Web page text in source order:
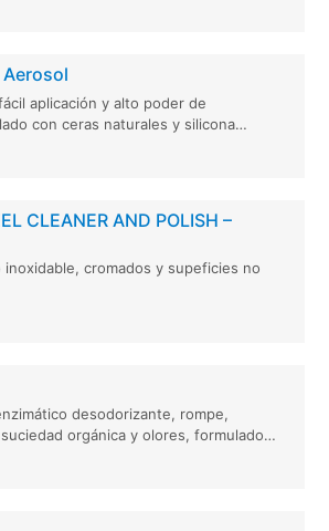
Aerosol
aplicación y alto poder de
con ceras naturales y silicona…
CLEANER AND POLISH –
cromados y supeficies no
desodorizante, rompe,
orgánica y olores, formulado…